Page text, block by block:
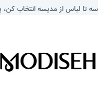
سه تا لباس از مدیسه انتخاب کن،